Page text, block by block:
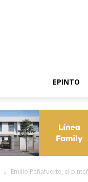
EPINTO
Emilio Peñafuerte, el